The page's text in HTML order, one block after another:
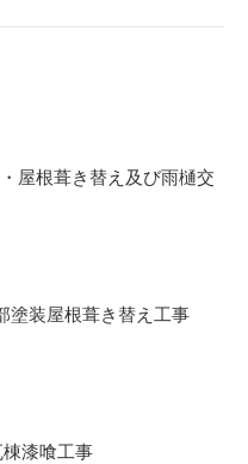
屋根葺き替え及び雨樋交
塗装屋根葺き替え工事
漆喰工事